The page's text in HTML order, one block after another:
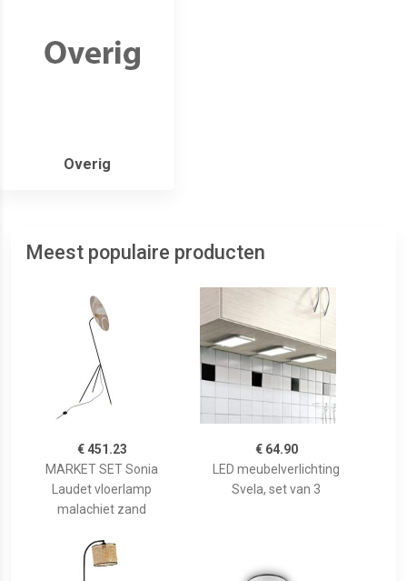
Overig
Meest populaire producten
€ 451.23
MARKET SET Sonia
Laudet vloerlamp
malachiet zand
€ 64.90
LED meubelverlichting
Svela, set van 3